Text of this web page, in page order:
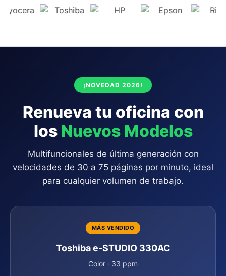
¡NOVEDAD 2026!
Renueva tu oficina con
los Nuevos Modelos
Multifuncionales de última generación con
velocidades de 30 a 75 páginas por minuto, ideal
para cualquier volumen de trabajo.
MÁS VENDIDO
Toshiba e-STUDIO 330AC
Color · 33 ppm